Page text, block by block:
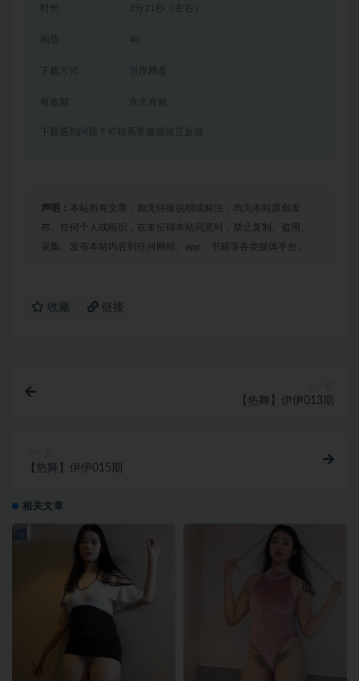
时长 3分21秒（左右）
4K
下载方式 百度网盘
有效期 永久有效
下载遇到问题？可联系客服或留言反馈
声明： 本站所有文章，如无特殊说明或标注，均为本站原创发
布。任何个人或组织，在未征得本站同意时，禁止复制、盗用、
采集、发布本站内容到任何网站、app、书籍等各类媒体平台。
收藏 链接
【热舞】伊伊013期
【热舞】伊伊015期
相关文章